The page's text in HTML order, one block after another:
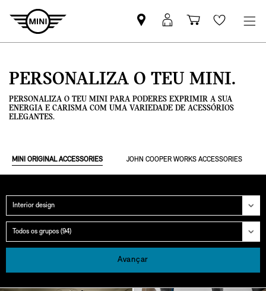
Pesquisar
parceiro
Iniciar
sessão
Carrinho
de
Wishlist
PERSONALIZA O TEU MINI.
PERSONALIZA O TEU MINI PARA PODERES EXPRIMIR A SUA
ENERGIA E CARISMA COM UMA VARIEDADE DE ACESSÓRIOS
ELEGANTES.
MINI ORIGINAL ACCESSORIES JOHN COOPER WORKS ACCESSORIES
Categoria
Grupo
Avançar